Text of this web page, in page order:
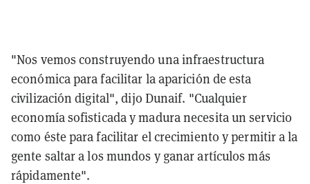
"Nos vemos construyendo una infraestructura
económica para facilitar la aparición de esta
civilización digital", dijo Dunaif. "Cualquier
economía sofisticada y madura necesita un servicio
como éste para facilitar el crecimiento y permitir a la
gente saltar a los mundos y ganar artículos más
rápidamente".